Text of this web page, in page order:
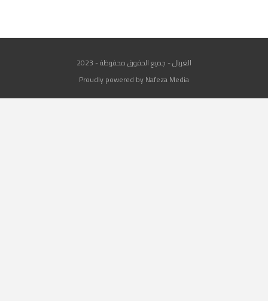
الغربال - جميع الحقوق محفوظة - 2023
Proudly powered by Nafeza Media